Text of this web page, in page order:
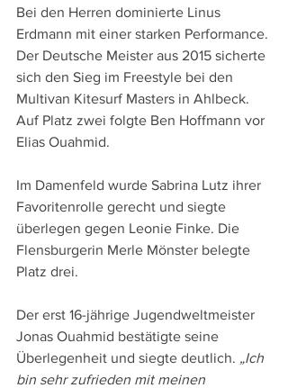
Bei den Herren dominierte Linus
Erdmann mit einer starken Performance.
Der Deutsche Meister aus 2015 sicherte
sich den Sieg im Freestyle bei den
Multivan Kitesurf Masters in Ahlbeck.
Auf Platz zwei folgte Ben Hoffmann vor
Elias Ouahmid.
Im Damenfeld wurde Sabrina Lutz ihrer
Favoritenrolle gerecht und siegte
überlegen gegen Leonie Finke. Die
Flensburgerin Merle Mönster belegte
Platz drei.
Der erst 16-jährige Jugendweltmeister
Jonas Ouahmid bestätigte seine
Überlegenheit und siegte deutlich. „Ich
bin sehr zufrieden mit meinen